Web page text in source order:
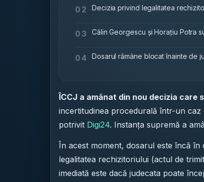
02 Decizia privind legalitatea
03 Călin Georgescu și Horațiu Potra
04 Dosarul rămâne blocat înainte de
ÎCCJ a amânat din nou decizia care
incertitudinea procedurală într-un
potrivit Digi24. Instanța supremă a
În acest moment, dosarul este încă
legalitatea rechizitoriului (actul de
imediată este dacă judecata poate